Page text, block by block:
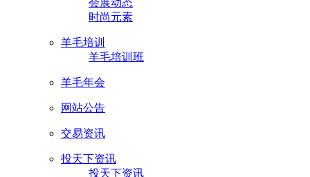
会展动态
时尚元素
羊毛培训
羊毛培训班
羊毛年会
网站公告
交易资讯
投天下资讯
投天下资讯